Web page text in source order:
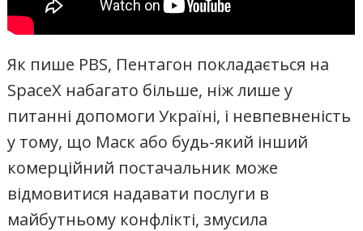
Як пише PBS, Пентагон покладається на
SpaceX набагато більше, ніж лише у
питанні допомоги Україні, і невпевненість
у тому, що Маск або будь-який інший
комерційний постачальник може
відмовитися надавати послуги в
майбутньому конфлікті, змусила